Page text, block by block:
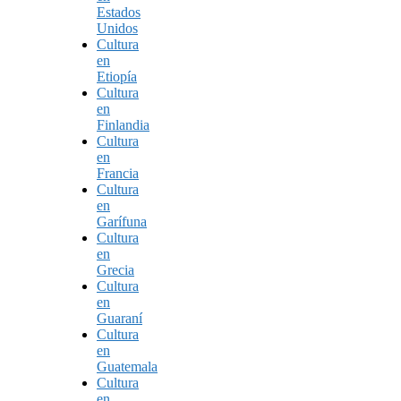
Estados
Unidos
Cultura
en
Etiopía
Cultura
en
Finlandia
Cultura
en
Francia
Cultura
en
Garífuna
Cultura
en
Grecia
Cultura
en
Guaraní
Cultura
en
Guatemala
Cultura